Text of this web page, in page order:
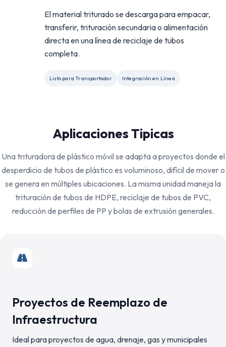
El material triturado se descarga para empacar,
transferir, trituración secundaria o alimentación
directa en una línea de reciclaje de tubos
completa.
Listo para Transportador Integración en Línea
Aplicaciones Tipicas
Una trituradora de plástico móvil se adapta a proyectos donde el
desperdicio de tubos de plástico es voluminoso, difícil de mover o
se genera en múltiples ubicaciones. La misma unidad maneja la
trituración de tubos de HDPE, reciclaje de tubos de PVC,
reducción de perfiles de PP y bolas de extrusión generales.
Proyectos de Reemplazo de
Infraestructura
Ideal para proyectos de agua, drenaje, gas y municipales